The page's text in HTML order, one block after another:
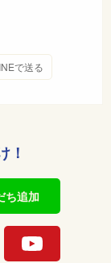
で送る
！
ち追加